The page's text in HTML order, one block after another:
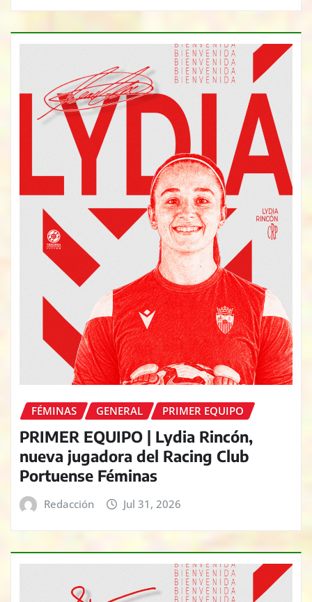
FÉMINAS GENERAL PRIMER EQUIPO
PRIMER EQUIPO | Lydia Rincón,
nueva jugadora del Racing Club
Portuense Féminas
Redacción Jul 31, 2026